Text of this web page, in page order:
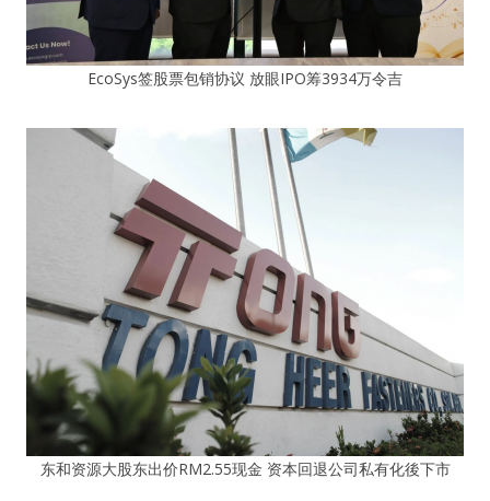
EcoSys签股票包销协议 放眼IPO筹3934万令吉
东和资源大股东出价RM2.55现金 资本回退公司私有化後下市